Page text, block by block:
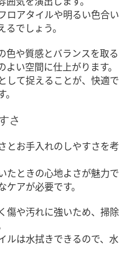
ロアタイルや明るい色合い
でしょう。
色や質感とバランスを取る
い空間に仕上がります。
して捉えることが、快適で
さ
とお手入れのしやすさを考
たときの心地よさが魅力で
アが必要です。
傷や汚れに強いため、掃除
ルは水拭きできるので、水